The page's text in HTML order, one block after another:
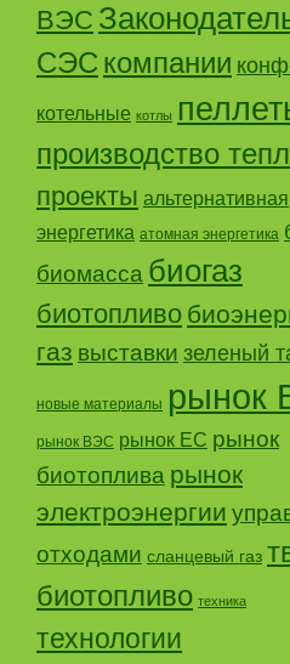
ВЭС
СЭС компании
котельные котлы
производство
проекты альтернативная
энергетика атомная энергетика
биомасса биогаз
биотопливо
газ выставки зеленый
новые материалы рынок
рынок ВЭС рынок ЕС рынок
биотоплива рынок
электроэнергии
отходами сланцевый газ
биотопливо техника
технологии